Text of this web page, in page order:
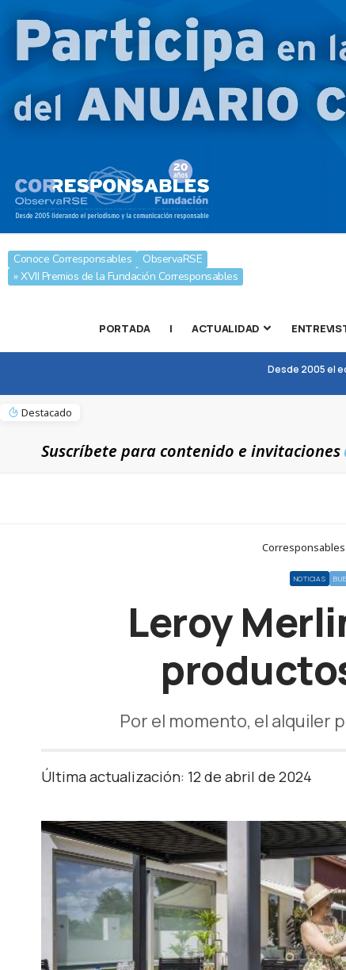
Conoce Corresponsables
ObservaRSE
» XVII Premios de la Fundación Corresponsables
PORTADA | ACTUALIDAD
Desde 2005 el
Destacado
Suscríbete para contenido e invitaciones
NOTICIAS
Leroy
Por el momento, el alquiler
Última actualización: 12 de abril de 2024